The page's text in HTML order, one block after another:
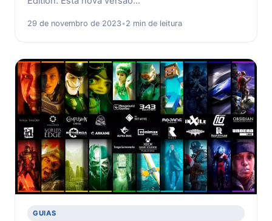
29 de novembro de 2023•2 min de leitura
GUIAS